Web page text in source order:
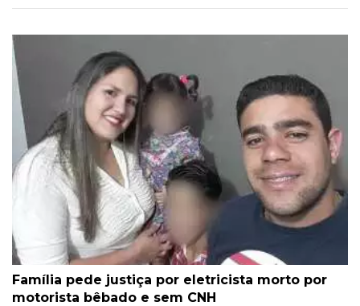
Família pede justiça por eletricista morto por
motorista bêbado e sem CNH